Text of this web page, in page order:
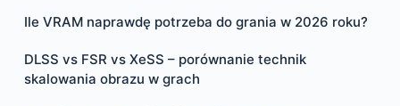
Ile VRAM naprawdę potrzeba do grania w 2026 roku?
DLSS vs FSR vs XeSS – porównanie technik
skalowania obrazu w grach